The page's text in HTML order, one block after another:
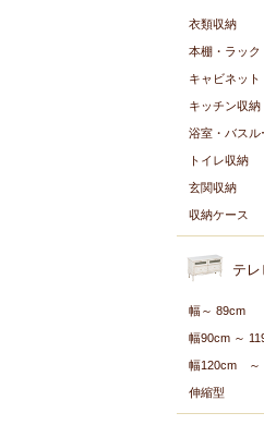
衣類収納
本棚・ラック
キャビネット
キッチン収納
浴室・バスル
トイレ収納
玄関収納
収納ケース
テ
幅～ 89cm
幅90cm ～
幅120cm ～
伸縮型